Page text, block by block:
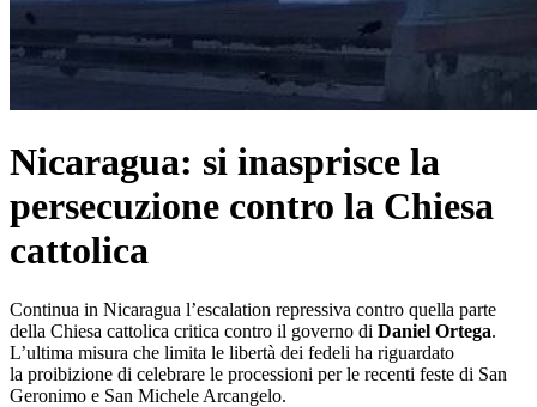
Nicaragua: si inasprisce la
persecuzione contro la Chiesa
cattolica
Continua in Nicaragua l’escalation repressiva contro quella parte
della Chiesa cattolica critica contro il governo di Daniel Ortega.
L’ultima misura che limita le libertà dei fedeli ha riguardato
la proibizione di celebrare le processioni per le recenti feste di San
Geronimo e San Michele Arcangelo.